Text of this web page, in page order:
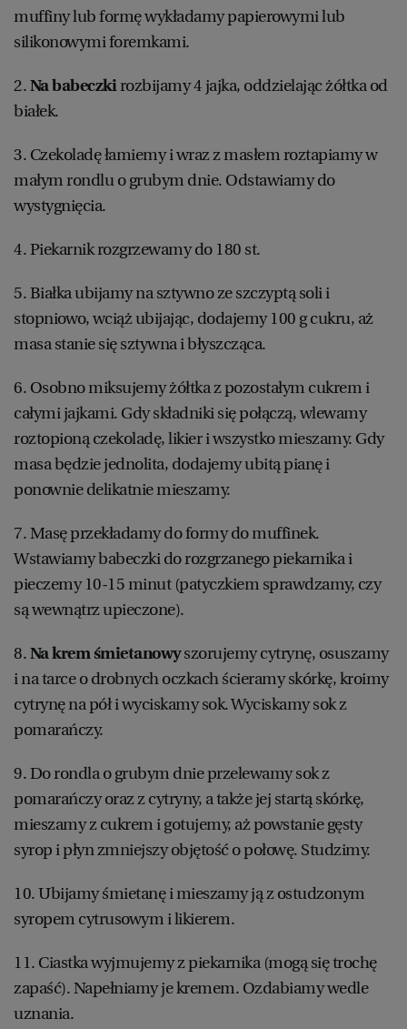
muffiny lub formę wykładamy papierowymi lub
silikonowymi foremkami.
2.Na babeczkirozbijamy 4 jajka, oddzielając żółtka od
białek.
3. Czekoladę łamiemy i wraz z masłem roztapiamy w
małym rondlu o grubym dnie. Odstawiamy do
wystygnięcia.
4. Piekarnik rozgrzewamy do 180 st.
5. Białka ubijamy na sztywno ze szczyptą soli i
stopniowo, wciąż ubijając, dodajemy 100 g cukru, aż
masa stanie się sztywna i błyszcząca.
6. Osobno miksujemy żółtka z pozostałym cukrem i
całymi jajkami. Gdy składniki się połączą, wlewamy
roztopioną czekoladę, likier i wszystko mieszamy. Gdy
masa będzie jednolita, dodajemy ubitą pianę i
ponownie delikatnie mieszamy.
7. Masę przekładamy do formy do muffinek.
Wstawiamy babeczki do rozgrzanego piekarnika i
pieczemy 10-15 minut (patyczkiem sprawdzamy, czy
są wewnątrz upieczone).
8.Na krem śmietanowyszorujemy cytrynę, osuszamy
i na tarce o drobnych oczkach ścieramy skórkę, kroimy
cytrynę na pół i wyciskamy sok. Wyciskamy sok z
pomarańczy.
9. Do rondla o grubym dnie przelewamy sok z
pomarańczy oraz z cytryny, a także jej startą skórkę,
mieszamy z cukrem i gotujemy, aż powstanie gęsty
syrop i płyn zmniejszy objętość o połowę. Studzimy.
10. Ubijamy śmietanę i mieszamy ją z ostudzonym
syropem cytrusowym i likierem.
11. Ciastka wyjmujemy z piekarnika (mogą się trochę
zapaść). Napełniamy je kremem. Ozdabiamy wedle
uznania.